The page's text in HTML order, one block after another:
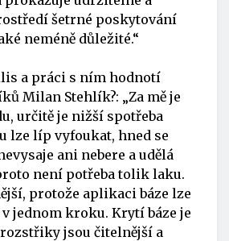
šetrné poskytování
neméně důležité.“
a práci s ním hodnotí
Milan Stehlík?: „Za mě je
určitě je nižší spotřeba
lze líp vyfoukat, hned se
ani nebere a udělá
není potřeba tolik laku.
protože aplikaci báze lze
jednom kroku. Krytí báze je
jsou čitelnější a